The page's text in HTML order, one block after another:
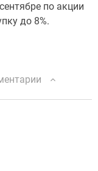
по акции
до 8%.